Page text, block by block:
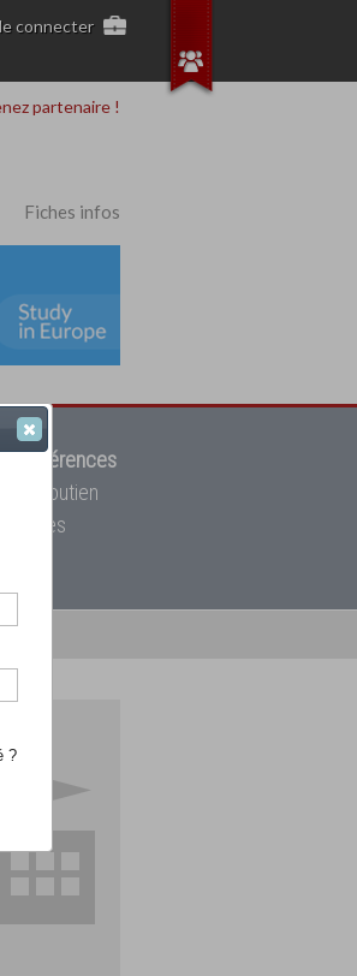
connecter
partenaire !
Fiches infos
références
de soutien
?